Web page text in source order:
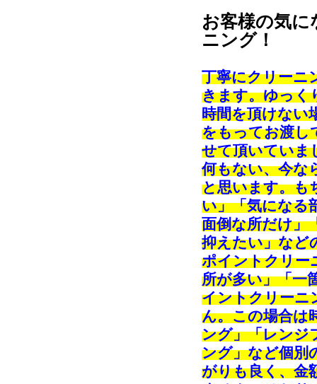
お客様の気
ニング！
丁寧にクリーニ
きます。ゆっく
時間を頂けない
をもってお渡し
せて頂いていま
何もない、今な
と思います。も
い」「気になる
面倒な所だけ」
抑えたい」など
ポイントクリー
所が多い」「一
イントクリーニ
ん。この場合は
ング」「レンジ
ング」など個別
がりも良く、金